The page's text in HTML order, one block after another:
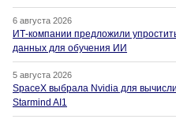
6 августа 2026
ИТ-компании предложили
данных для обучения ИИ
5 августа 2026
SpaceX выбрала Nvidia для
Starmind AI1